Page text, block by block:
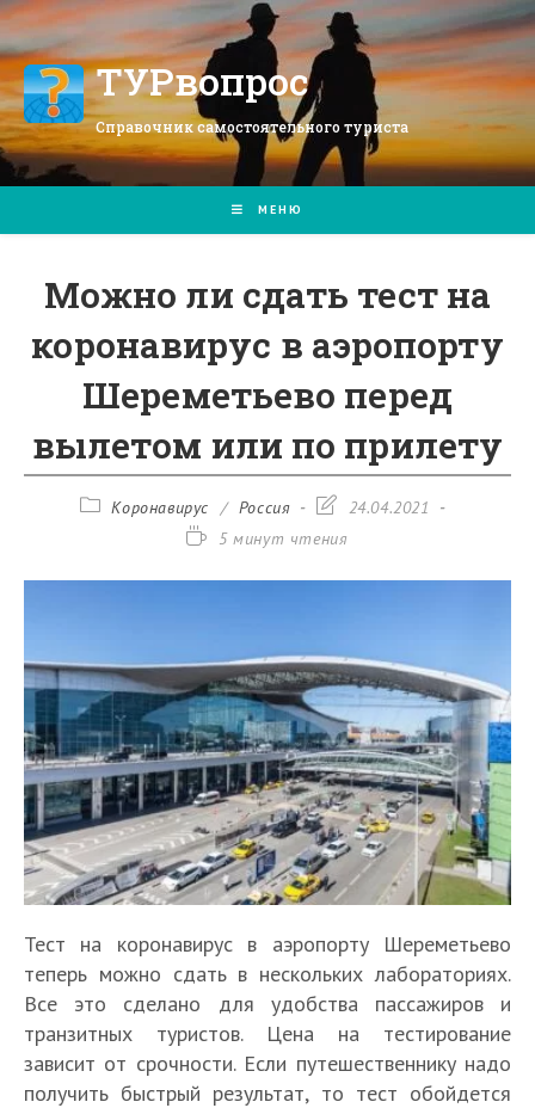
Перейти
к
содержимомуТУРвопрос
Справочник самостоятельного туриста
МЕНЮ
Можно ли сдать тест на
коронавирус в аэропорту
Шереметьево перед
вылетом или по прилету
РубрикаКоронавирус / Россия
Запись24.04.2021
Время5 минут чтения
Тест на коронавирус в аэропорту Шереметьево
теперь можно сдать в нескольких лабораториях.
Все это сделано для удобства пассажиров и
транзитных туристов. Цена на тестирование
зависит от срочности. Если путешественнику надо
получить быстрый результат, то тест обойдется